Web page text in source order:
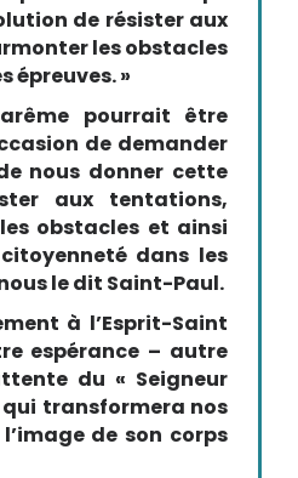
de résister aux
les obstacles
épreuves. »
pourrait être
de demander
nous donner cette
aux tentations,
obstacles et ainsi
dans les
le dit Saint-Paul.
à l’Esprit-Saint
espérance – autre
du « Seigneur
transformera nos
de son corps